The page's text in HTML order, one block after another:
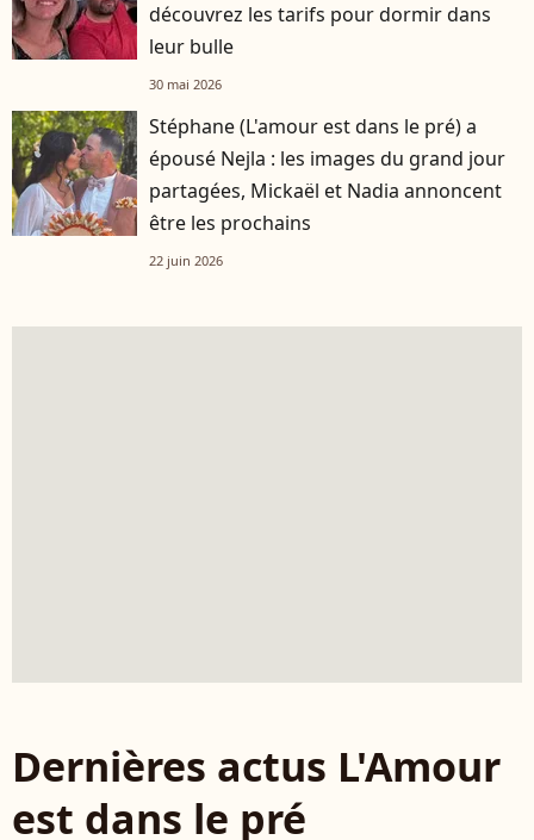
découvrez les tarifs pour dormir dans
leur bulle
30 mai 2026
Stéphane (L'amour est dans le pré) a
épousé Nejla : les images du grand jour
partagées, Mickaël et Nadia annoncent
être les prochains
22 juin 2026
Dernières actus L'Amour
est dans le pré